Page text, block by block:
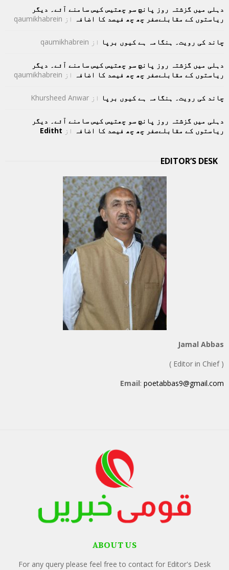
دہلی میں گزشتہ روز پانچ سو چھتیس کیس سامنے آئے۔ دیگر
ریاستوں کے مقابلےصفر چھ چھ فیصد کا اضافہ از qaumikhabrein
چاند کی رویت۔ ہنگامہ ہے کیوں برپا از qaumikhabrein
دہلی میں گزشتہ روز پانچ سو چھتیس کیس سامنے آئے۔ دیگر
ریاستوں کے مقابلےصفر چھ چھ فیصد کا اضافہ از qaumikhabrein
چاند کی رویت۔ ہنگامہ ہے کیوں برپا از Khursheed Anwar
دہلی میں گزشتہ روز پانچ سو چھتیس کیس سامنے آئے۔ دیگر
ریاستوں کے مقابلےصفر چھ چھ فیصد کا اضافہ از Editht
EDITOR’S DESK
Jamal Abbas
( Editor in Chief )
Email: poetabbas9@gmail.com
ABOUT US
For any query please feel free to contact for Editor's Desk